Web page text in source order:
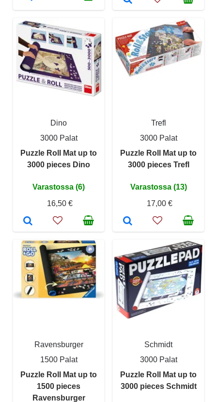
Dino
3000 Palat
Puzzle Roll Mat up to
3000 pieces Dino
Varastossa (6)
16,50 €
Trefl
3000 Palat
Puzzle Roll Mat up to
3000 pieces Trefl
Varastossa (13)
17,00 €
Ravensburger
1500 Palat
Puzzle Roll Mat up to
1500 pieces
Ravensburger
Schmidt
3000 Palat
Puzzle Roll Mat up to
3000 pieces Schmidt